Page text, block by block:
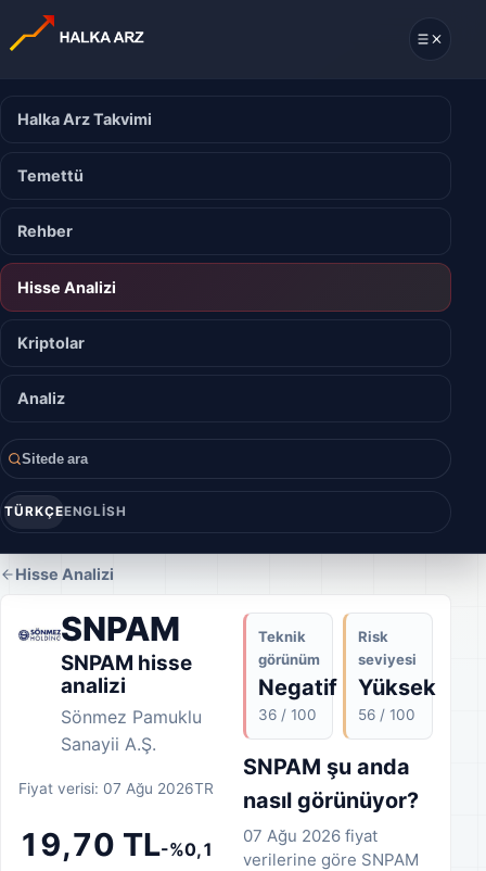
Halka Arz Takvimi
Temettü
Rehber
Hisse Analizi
Kriptolar
Analiz
Sitede ara
TÜRKÇEENGLISH
Hisse Analizi
SNPAM
SNPAM hisse
analizi
Sönmez Pamuklu
Sanayii A.Ş.
Fiyat verisi: 07 Ağu 2026TR
19,70 TL-%0,1
Teknik
görünüm
Negatif
36 / 100
Risk
seviyesi
Yüksek
56 / 100
SNPAM şu anda
nasıl görünüyor?
07 Ağu 2026 fiyat
verilerine göre SNPAM